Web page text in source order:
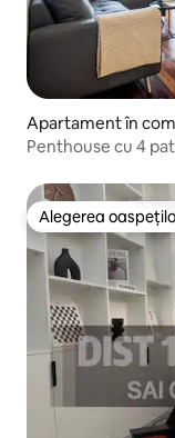
Apartament în
Penthouse cu 4
Alegerea
Alegerea